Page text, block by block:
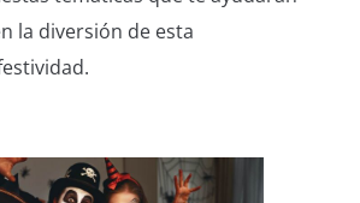
la diversión de esta